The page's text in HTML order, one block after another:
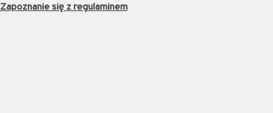
Zapoznanie się z regulaminem